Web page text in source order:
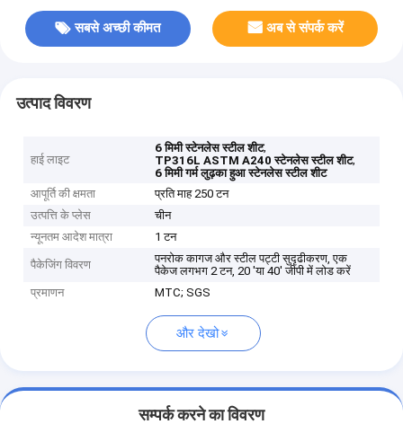
सबसे अच्छी कीमत अब से संपर्क करें
उत्पाद विवरण
हाई लाइट
6 मिमी स्टेनलेस स्टील शीट,
TP316L ASTM A240 स्टेनलेस स्टील शीट,
6 मिमी गर्म लुढ़का हुआ स्टेनलेस स्टील शीट
आपूर्ति की क्षमता
प्रति माह 250 टन
उत्पत्ति के प्लेस
चीन
न्यूनतम आदेश मात्रा
1 टन
पैकेजिंग विवरण
पनरोक कागज और स्टील पट्टी सुदृढीकरण, एक
पैकेज लगभग 2 टन, 20 'या 40' जीपी में लोड करें
प्रमाणन
MTC; SGS
और देखो
सम्पर्क करने का विवरण